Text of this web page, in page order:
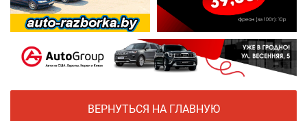
ВЕРНУТЬСЯ НА ГЛАВНУЮ